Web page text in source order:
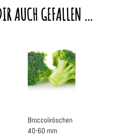
AUCH GEFALLEN …
Broccoliröschen
40-60 mm